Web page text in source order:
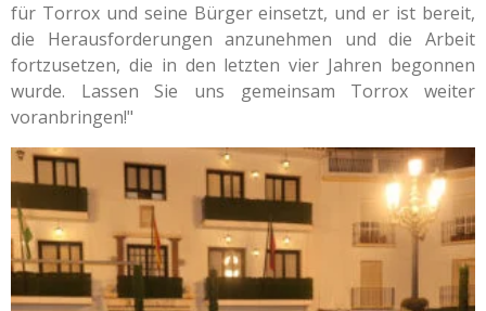
für Torrox und seine Bürger einsetzt, und er ist bereit,
die Herausforderungen anzunehmen und die Arbeit
fortzusetzen, die in den letzten vier Jahren begonnen
wurde. Lassen Sie uns gemeinsam Torrox weiter
voranbringen!"